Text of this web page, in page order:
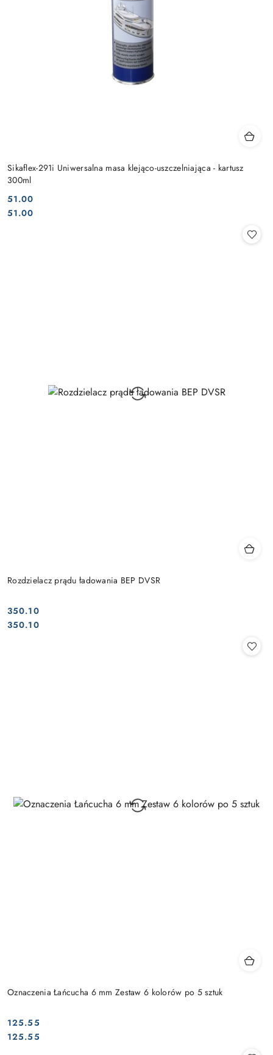
Sikaflex-291i Uniwersalna masa klejąco-uszczelniająca - kartusz
300ml
Cena:
51.00
Cena:
51.00
Rozdzielacz prądu ładowania BEP DVSR
Cena:
350.10
Cena:
350.10
Oznaczenia Łańcucha 6 mm Zestaw 6 kolorów po 5 sztuk
Cena:
125.55
Cena:
125.55